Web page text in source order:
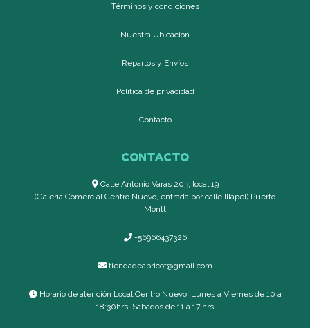
Términos y condiciones
Nuestra Ubicación
Repartos y Envíos
Política de privacidad
Contacto
CONTACTO
Calle Antonio Varas 203, local 19
(Galería Comercial Centro Nuevo, entrada por calle Illapel) Puerto
Montt
+56966437326
tiendadeapricot@gmail.com
Horario de atención Local Centro Nuevo: Lunes a Viernes de 10 a
18:30hrs, Sábados de 11 a 17 hrs